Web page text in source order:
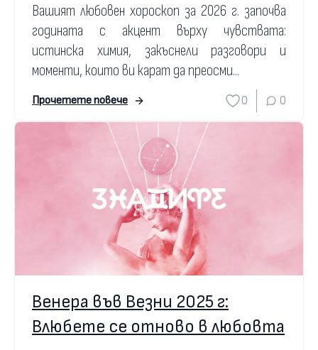
Вашият любовен хороскоп за 2026 г. започва
годината с акцент върху чувствата:
истинска химия, закъснели разговори и
моменти, които ви карат да преосми...
Прочетете повече 0 0
Венера във Везни 2025 г:
Влюбете се отново в любовта